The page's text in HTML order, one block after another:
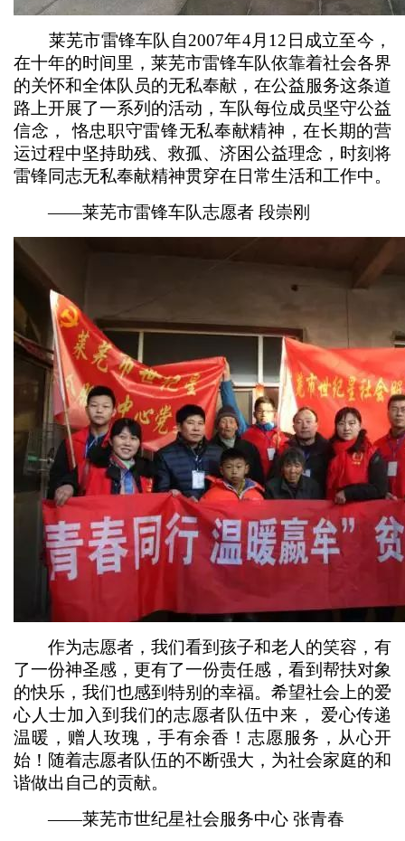
莱芜市雷锋车队自2007年4月12日成立至今，
在十年的时间里，莱芜市雷锋车队依靠着社会各界
的关怀和全体队员的无私奉献，在公益服务这条道
路上开展了一系列的活动，车队每位成员坚守公益
信念， 恪忠职守雷锋无私奉献精神，在长期的营
运过程中坚持助残、救孤、济困公益理念，时刻将
雷锋同志无私奉献精神贯穿在日常生活和工作中。
——莱芜市雷锋车队志愿者 段崇刚
作为志愿者，我们看到孩子和老人的笑容，有
了一份神圣感，更有了一份责任感，看到帮扶对象
的快乐，我们也感到特别的幸福。希望社会上的爱
心人士加入到我们的志愿者队伍中来， 爱心传递
温暖，赠人玫瑰，手有余香！志愿服务，从心开
始！随着志愿者队伍的不断强大，为社会家庭的和
谐做出自己的贡献。
——莱芜市世纪星社会服务中心 张青春